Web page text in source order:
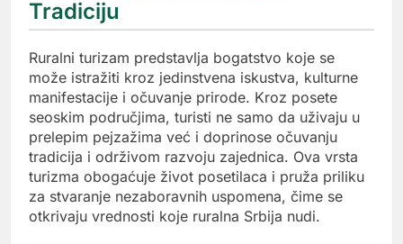
Tradiciju
Ruralni turizam predstavlja bogatstvo koje se
može istražiti kroz jedinstvena iskustva, kulturne
manifestacije i očuvanje prirode. Kroz posete
seoskim područjima, turisti ne samo da uživaju u
prelepim pejzažima već i doprinose očuvanju
tradicija i održivom razvoju zajednica. Ova vrsta
turizma obogaćuje život posetilaca i pruža priliku
za stvaranje nezaboravnih uspomena, čime se
otkrivaju vrednosti koje ruralna Srbija nudi.